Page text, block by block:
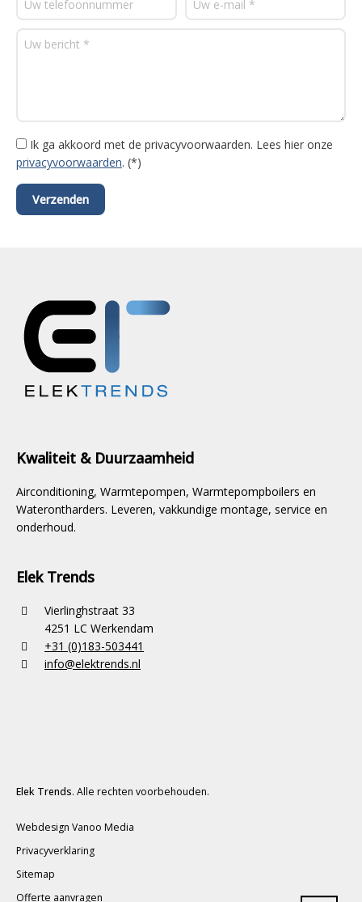
Ik ga akkoord met de privacyvoorwaarden. Lees hier onze
privacyvoorwaarden. (*)
Kwaliteit & Duurzaamheid
Airconditioning, Warmtepompen, Warmtepompboilers en
Waterontharders. Leveren, vakkundige montage, service en
onderhoud.
Elek Trends
Vierlinghstraat 33
4251 LC Werkendam
+31 (0)183-503441
info@elektrends.nl
Elek Trends. Alle rechten voorbehouden.
Webdesign Vanoo Media
Privacyverklaring
Sitemap
Offerte aanvragen